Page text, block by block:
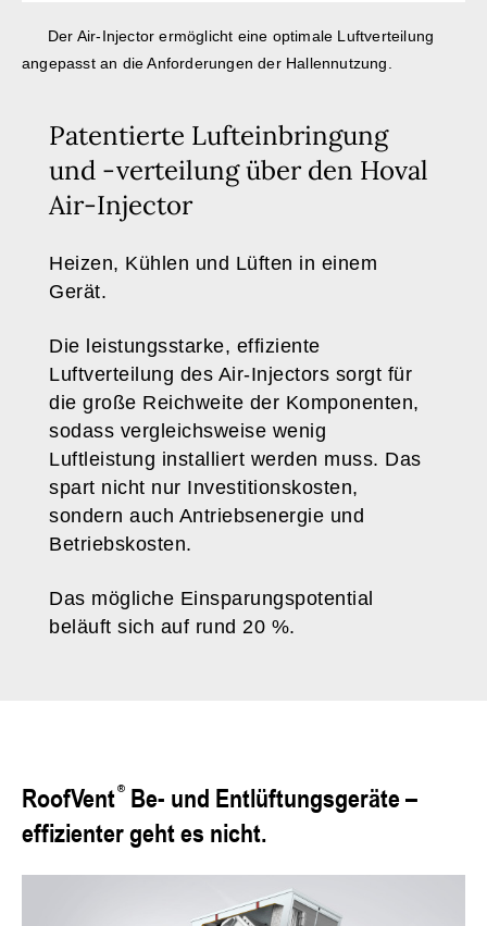
Der Air-Injector ermöglicht eine optimale Luftverteilung
angepasst an die Anforderungen der Hallennutzung.
Patentierte Lufteinbringung
und -verteilung über den Hoval
Air-Injector
Heizen, Kühlen und Lüften in einem
Gerät.
Die leistungsstarke, effiziente
Luftverteilung des Air-Injectors sorgt für
die große Reichweite der Komponenten,
sodass vergleichsweise wenig
Luftleistung installiert werden muss. Das
spart nicht nur Investitionskosten,
sondern auch Antriebsenergie und
Betriebskosten.
Das mögliche Einsparungspotential
beläuft sich auf rund 20 %.
RoofVent Be- und Entlüftungsgeräte –
effizienter geht es nicht.